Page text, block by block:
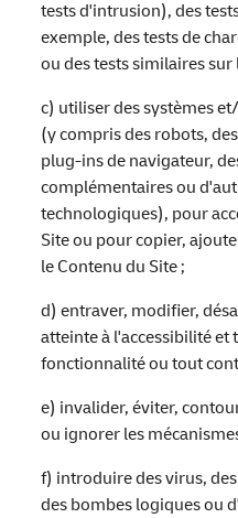
tests d'intrusion), des
exemple, des tests de
ou des tests similaires sur
c) utiliser des systèmes
(y compris des robots,
plug-ins de navigateur,
complémentaires ou
technologiques), pour
Site ou pour copier,
le Contenu du Site ;
d) entraver, modifier,
atteinte à l'accessibilité
fonctionnalité ou tout
e) invalider, éviter,
ou ignorer les
f) introduire des virus,
des bombes logiques ou